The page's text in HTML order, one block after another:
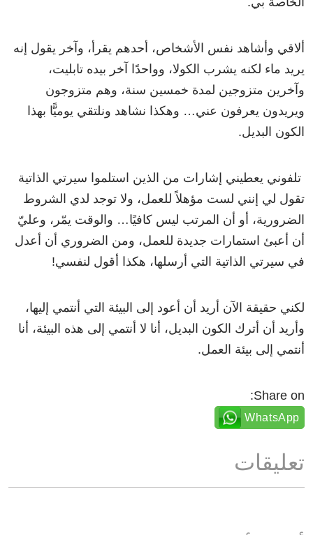
ألاقي وأشاهد نفس الأشخاص، أحدهم يقرأ، وآخر يقول إنه
يريد ماء لكنه يشرب الكولا، وواحدًا آخر بيده تابليت،
وآخرين متزوجين لمدة خمسين سنة، وهم متزوجون
ويريدون يعرفون عني… وهكذا نشاهد ونلتقي يوميًّا بهذا
الكون البديل.
تلفوني يعطيني إشارات من الذين استلموا سيرتي الذاتية
تقول لي إنني لست مؤهلاً للعمل، ولا توجد لدي الشروط
الضرورية، أو أن المرتب ليس كافيًا… والوقت يمّر، وعليّ
أن أعبئ استمارات جديدة للعمل، ومن الضروري أن أعدل
في سيرتي الذاتية التي أرسلها، هكذا أقول لنفسي!
لكني حقيقة الآن أريد أن أعود إلى البيئة التي أنتمي إليها،
وأريد أن أترك الكون البديل، أنا لا أنتمي إلى هذه البيئة، أنا
أنتمي إلى بيئة العمل.
Share on:
WhatsApp
تعليقات